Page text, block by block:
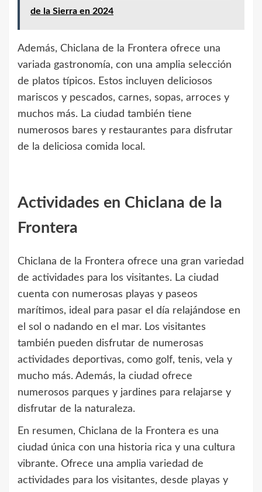
de la Sierra en 2024
Además, Chiclana de la Frontera ofrece una
variada gastronomía, con una amplia selección
de platos típicos. Estos incluyen deliciosos
mariscos y pescados, carnes, sopas, arroces y
muchos más. La ciudad también tiene
numerosos bares y restaurantes para disfrutar
de la deliciosa comida local.
Actividades en Chiclana de la
Frontera
Chiclana de la Frontera ofrece una gran variedad
de actividades para los visitantes. La ciudad
cuenta con numerosas playas y paseos
marítimos, ideal para pasar el día relajándose en
el sol o nadando en el mar. Los visitantes
también pueden disfrutar de numerosas
actividades deportivas, como golf, tenis, vela y
mucho más. Además, la ciudad ofrece
numerosos parques y jardines para relajarse y
disfrutar de la naturaleza.
En resumen, Chiclana de la Frontera es una
ciudad única con una historia rica y una cultura
vibrante. Ofrece una amplia variedad de
actividades para los visitantes, desde playas y